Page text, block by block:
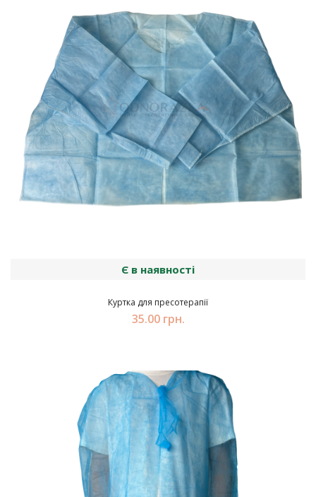
Є в наявності
Куртка для пресотерапії
35.00 грн.